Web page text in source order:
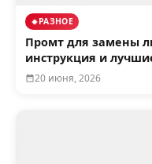
РАЗНОЕ
Промт для замены
инструкция и
20 июня, 2026